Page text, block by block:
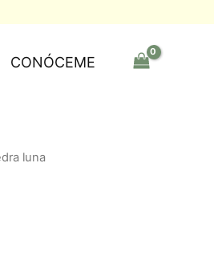
CONÓCEME
luna